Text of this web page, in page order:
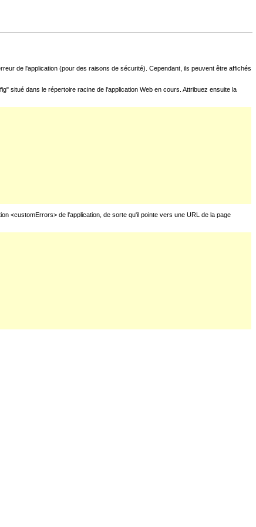
de l'application (pour des raisons de sécurité). Cependant, ils peuvent être affichés
situé dans le répertoire racine de l'application Web en cours. Attribuez ensuite la
<customErrors> de l'application, de sorte qu'il pointe vers une URL de la page